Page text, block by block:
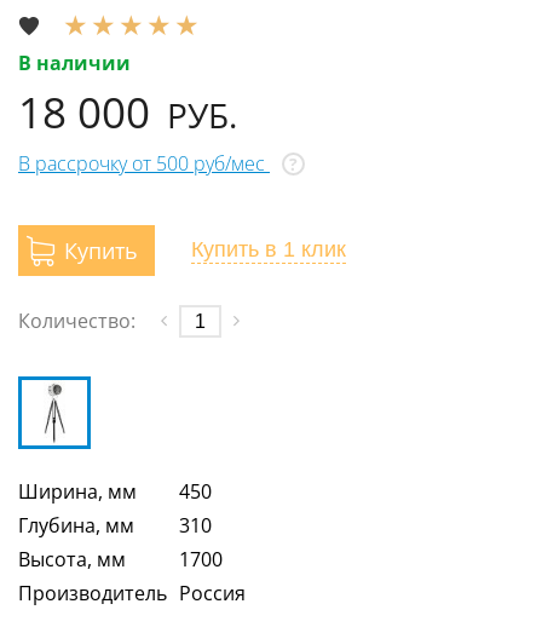
В наличии
18 000 РУБ.
В рассрочку от 500 руб/мес ?
Купить Купить в 1 клик
Количество:
Ширина, мм
450
Глубина, мм
310
Высота, мм
1700
Производитель Россия